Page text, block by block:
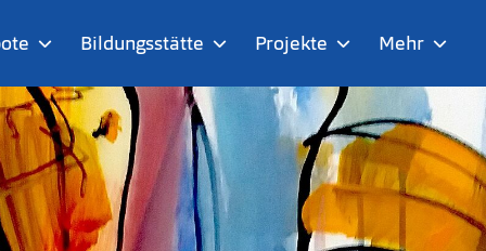
Bildungsstätte Projekte Mehr